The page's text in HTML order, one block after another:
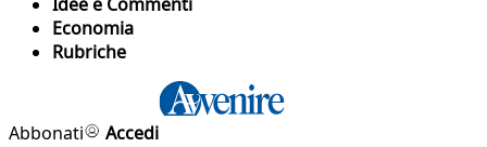
Economia
Rubriche
Abbonati
Accedi